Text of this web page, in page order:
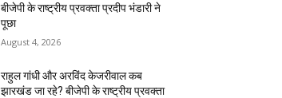
बीजेपी के राष्ट्रीय प्रवक्ता प्रदीप भंडारी ने
पूछा
August 4, 2026
राहुल गांधी और अरविंद केजरीवाल कब
झारखंड जा रहे? बीजेपी के राष्ट्रीय प्रवक्ता